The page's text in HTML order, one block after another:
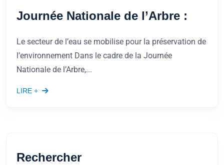
Journée Nationale de l’Arbre :
Le secteur de l’eau se mobilise pour la préservation de
l’environnement Dans le cadre de la Journée
Nationale de l’Arbre,...
LIRE +
Rechercher